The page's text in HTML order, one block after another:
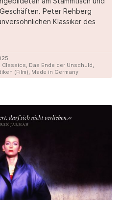
Peter Rehberg
Klassiker des
Classics, Das Ende der Unschuld,
(Film), Made in Germany